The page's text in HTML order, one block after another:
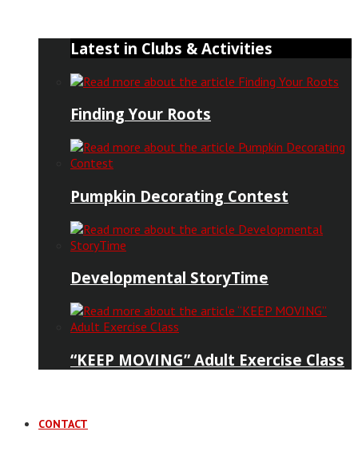
Latest in Clubs & Activities
Finding Your Roots
Pumpkin Decorating Contest
Developmental StoryTime
“KEEP MOVING” Adult Exercise Class
CONTACT